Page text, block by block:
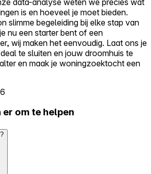
is en hoeveel je moet bieden.
slimme begeleiding bij elke stap van
nu een starter bent of een
wij maken het eenvoudig. Laat ons je
te sluiten en jouw droomhuis te
en maak je woningzoektocht een
om te helpen